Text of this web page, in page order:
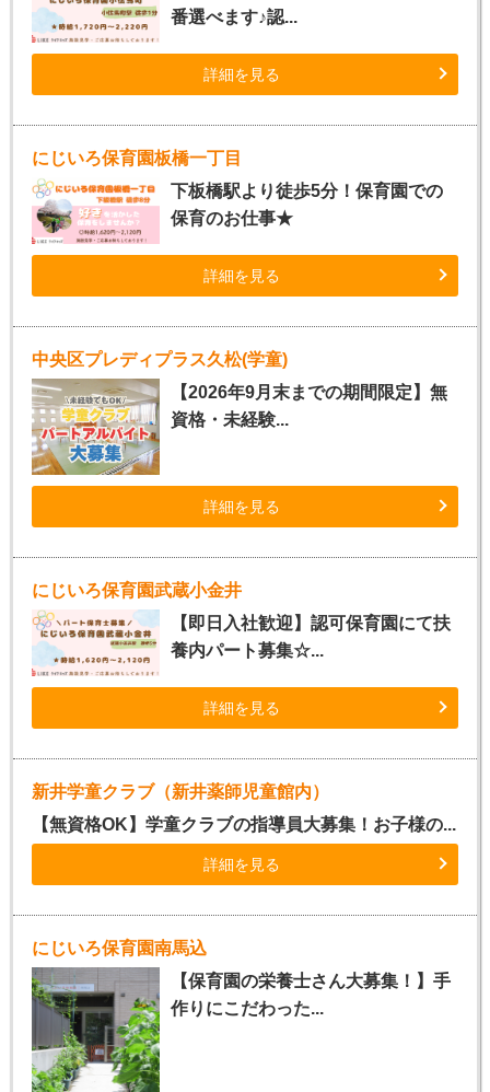
番選べます♪認...
詳細を見る
にじいろ保育園板橋一丁目
下板橋駅より徒歩5分！保育園での
保育のお仕事★
詳細を見る
中央区プレディプラス久松(学童)
【2026年9月末までの期間限定】無
資格・未経験...
詳細を見る
にじいろ保育園武蔵小金井
【即日入社歓迎】認可保育園にて扶
養内パート募集☆...
詳細を見る
新井学童クラブ（新井薬師児童館内）
【無資格OK】学童クラブの指導員大募集！お子様の...
詳細を見る
にじいろ保育園南馬込
【保育園の栄養士さん大募集！】手
作りにこだわった...